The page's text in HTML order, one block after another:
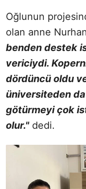
Oğlunun
olan anne
benden destek
vericiydi.
dördüncü oldu
üniversiteden
götürmeyi çok
olur."dedi.